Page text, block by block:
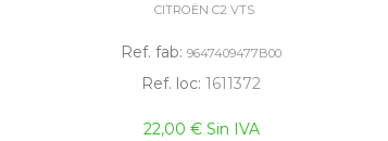
CITROËN C2 VTS
Ref. fab: 9647409477B00
Ref. loc: 1611372
22,00 € Sin IVA